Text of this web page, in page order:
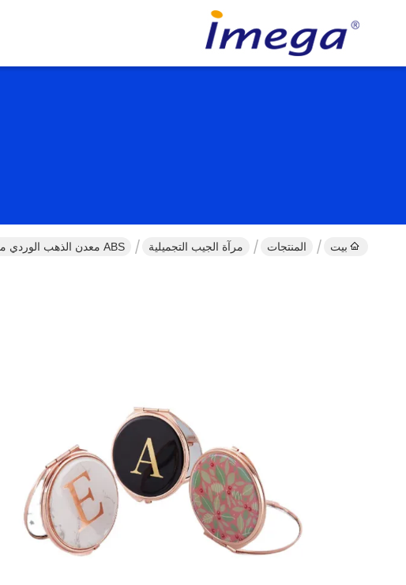
بيت المنتجات مرآة الجيب التجميلية ABS معدن الذهب الوردي مرآة الجيب التجميلية بانتون مرآة صغيرة قابلة للطي